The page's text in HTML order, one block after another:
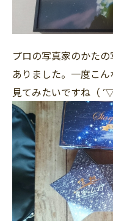
プロの写真家のかた
ありました。一度こ
見てみたいですね（ ´▽